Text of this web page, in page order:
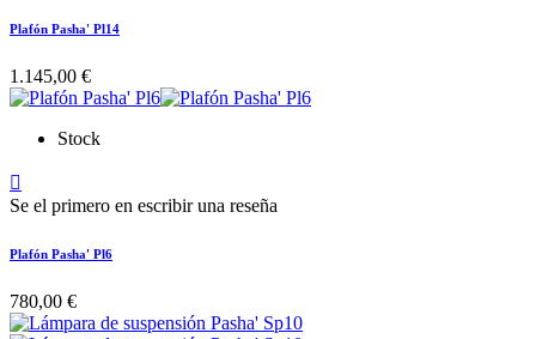
Plafón Pasha' Pl14
1.145,00 €
Stock

Se el primero en escribir una reseña
Plafón Pasha' Pl6
780,00 €